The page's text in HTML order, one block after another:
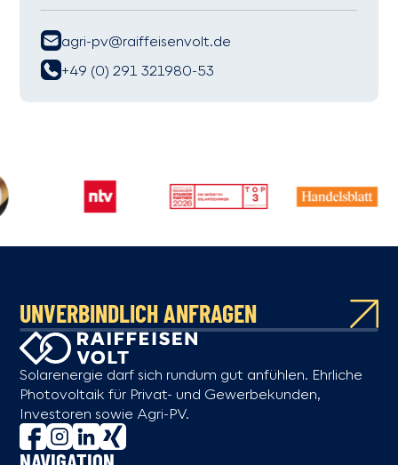
agri-pv@raiffeisenvolt.de
+49 (0) 291 321980-53
UNVERBINDLICH ANFRAGEN
Solarenergie darf sich rundum gut anfühlen. Ehrliche
Photovoltaik für Privat- und Gewerbekunden,
Investoren sowie Agri-PV.